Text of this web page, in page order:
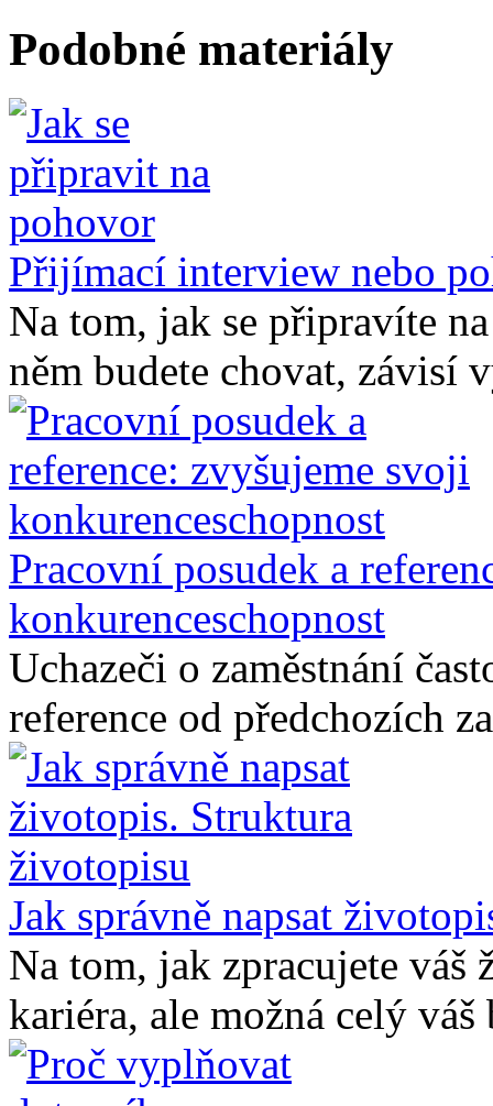
Podobné materiály
Přijímací interview nebo
Na tom, jak se připravíte
něm budete chovat, závisí
Pracovní posudek a
konkurenceschopnost
Uchazeči o zaměstnání
reference od předchozích
Jak správně napsat
Na tom, jak zpracujete váš
kariéra, ale možná celý